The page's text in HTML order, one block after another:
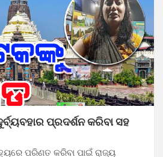
ପ୍ରଦର୍ଶନ କରିବା ସହ
ପରିଣତ କରିବା ପାଇଁ ରାଜ୍ୟ